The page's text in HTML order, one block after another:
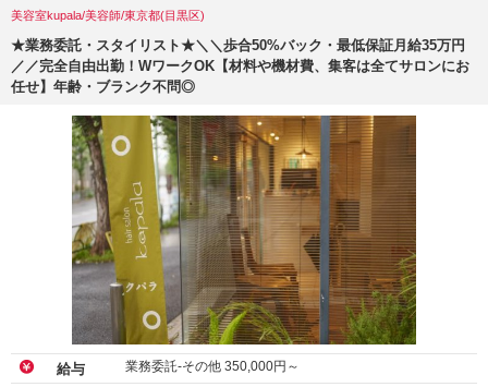
美容室kupala/美容師/東京都(目黒区)
★業務委託・スタイリスト★＼＼歩合50%バック・最低保証月給35万円
／／完全自由出勤！WワークOK【材料や機材費、集客は全てサロンにお
任せ】年齢・ブランク不問◎
給与 業務委託-その他 350,000円～